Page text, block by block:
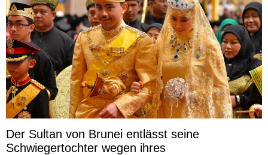
Der Sultan von Brunei entlässt seine
Schwiegertochter wegen ihres